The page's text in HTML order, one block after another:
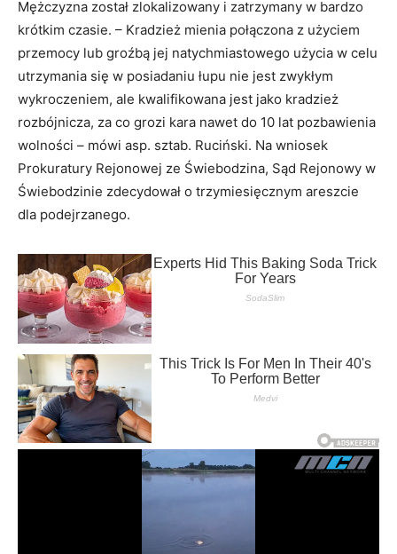
Mężczyzna został zlokalizowany i zatrzymany w bardzo
krótkim czasie. – Kradzież mienia połączona z użyciem
przemocy lub groźbą jej natychmiastowego użycia w celu
utrzymania się w posiadaniu łupu nie jest zwykłym
wykroczeniem, ale kwalifikowana jest jako kradzież
rozbójnicza, za co grozi kara nawet do 10 lat pozbawienia
wolności – mówi asp. sztab. Ruciński. Na wniosek
Prokuratury Rejonowej ze Świebodzina, Sąd Rejonowy w
Świebodzinie zdecydował o trzymiesięcznym areszcie
dla podejrzanego.